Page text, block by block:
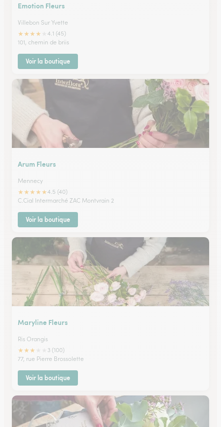
Emotion Fleurs
Villebon Sur Yvette
★★★★
4.1 (45)
101, chemin de briis
Voir la boutique
Arum Fleurs
Mennecy
★★★★★4.5 (40)
C.Cial Intermarché ZAC Montvrain 2
Voir la boutique
Maryline Fleurs
Ris Orangis
★★★
3 (100)
77, rue Pierre Brossolette
Voir la boutique